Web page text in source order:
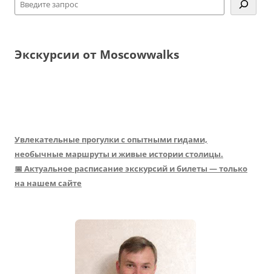
Экскурсии от Moscowwalks
Увлекательные прогулки с опытными гидами,
необычные маршруты и живые истории столицы.
📅 Актуальное расписание экскурсий и билеты — только
на нашем сайте